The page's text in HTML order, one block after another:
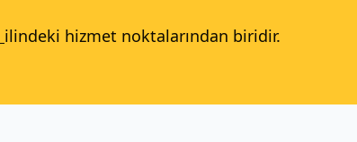
ilindeki hizmet noktalarından biridir.